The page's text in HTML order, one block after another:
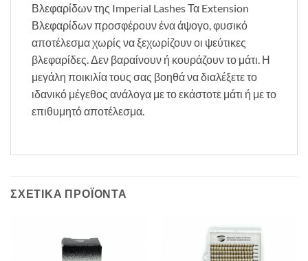
Βλεφαρίδων της Imperial Lashes Τα Extension
Βλεφαρίδων προσφέρουν ένα άψογο, φυσικό
αποτέλεσμα χωρίς να ξεχωρίζουν οι ψεύτικες
βλεφαρίδες. Δεν βαραίνουν ή κουράζουν το μάτι. Η
μεγάλη ποικιλία τους σας βοηθά να διαλέξετε το
ιδανικό μέγεθος ανάλογα με το εκάστοτε μάτι ή με το
επιθυμητό αποτέλεσμα.
ΣΧΕΤΙΚΆ ΠΡΟΪΌΝΤΑ